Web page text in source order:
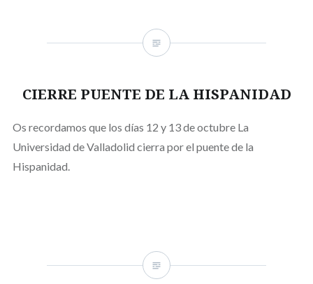
CIERRE PUENTE DE LA HISPANIDAD
Os recordamos que los días 12 y 13 de octubre La
Universidad de Valladolid cierra por el puente de la
Hispanidad.